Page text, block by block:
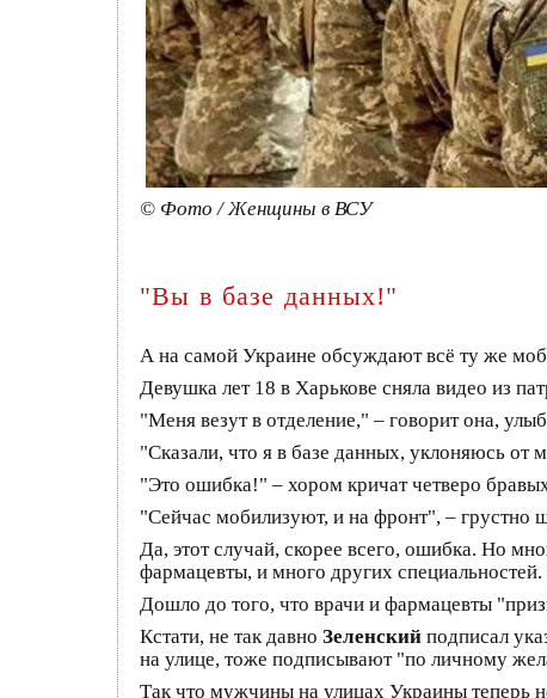
© Фото / Женщины в ВСУ
"Вы в базе данных!"
А на самой Украине обсуждают всё ту же
Девушка лет 18 в Харькове сняла видео из
"Меня везут в отделение," – говорит она,
"Сказали, что я в базе данных, уклоняюсь от
"Это ошибка!" – хором кричат четверо
"Сейчас мобилизуют, и на фронт", – грустно
Да, этот случай, скорее всего, ошибка. Но
фармацевты, и много других
Дошло до того, что врачи и фармацевты
Кстати, не так давно Зеленский подписал
на улице, тоже подписывают "по личному
Так что мужчины на улицах Украины теперь